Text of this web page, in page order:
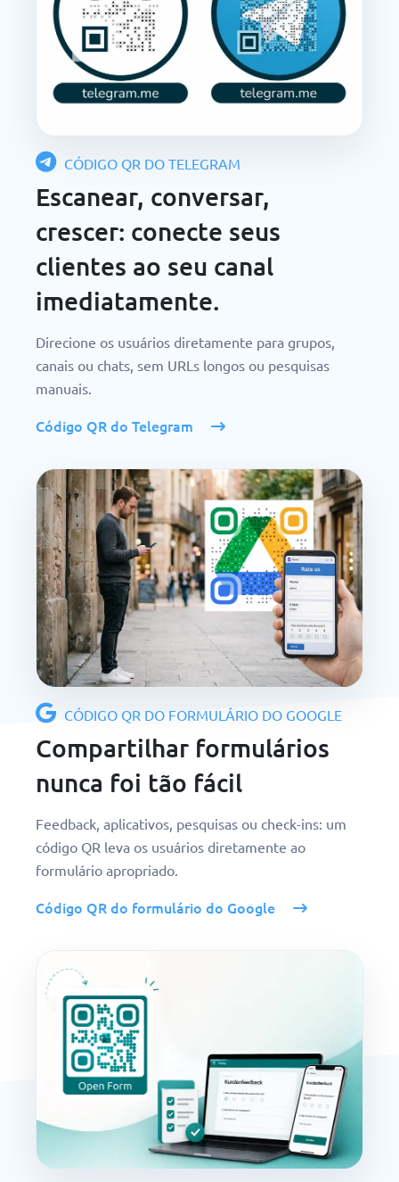
CÓDIGO QR DO TELEGRAM
Escanear, conversar,
crescer: conecte seus
clientes ao seu canal
imediatamente.
Direcione os usuários diretamente para grupos,
canais ou chats, sem URLs longos ou pesquisas
manuais.
Código QR do Telegram
CÓDIGO QR DO FORMULÁRIO DO GOOGLE
Compartilhar formulários
nunca foi tão fácil
Feedback, aplicativos, pesquisas ou check-ins: um
código QR leva os usuários diretamente ao
formulário apropriado.
Código QR do formulário do Google